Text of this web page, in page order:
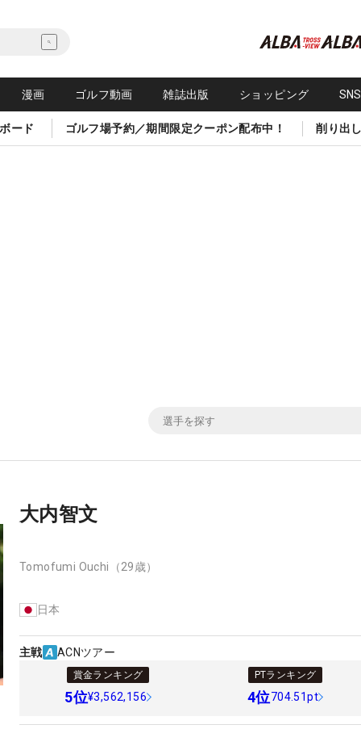
漫画 ゴルフ動画 雑誌出版 ショッピング
ード ゴルフ場予約／期間限定クーポン配布中！ 削り出
大内智文
Tomofumi Ouchi （29歳）
日本
主戦 ACNツアー
賞金ランキング
5位¥3,562,156
PTランキング
4位704.51pt